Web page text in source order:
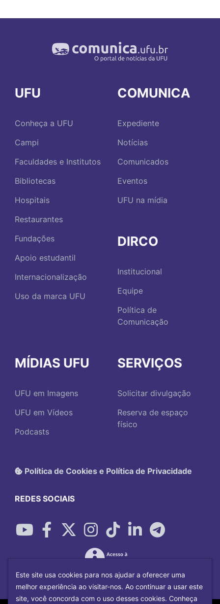
UFU
Conheça a UFU
Campi
Faculdades e Institutos
Bibliotecas
Hospitais
Restaurantes
Fundações
Apoio estudantil
Internacionalização
Uso da marca UFU
COMUNICA
Expediente
Notícias
Comunicados
Eventos
UFU na mídia
DIRCO
Institucional
Equipe
Política de
Comunicação
MÍDIAS UFU
UFU em Imagens
UFU em Vídeos
Podcasts
SERVIÇOS
Solicitar divulgação
Reserva de espaço
físico
Política de Cookies e Política de Privacidade
REDES SOCIAIS
Este site usa cookies para nos ajudar a oferecer uma
melhor experiência ao visitar-nos. Ao continuar a usar este
site, você concorda com o uso desses cookies. Conheça